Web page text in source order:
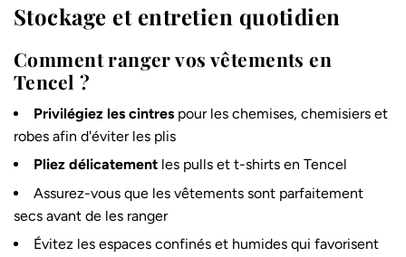
Stockage et entretien quotidien
Comment ranger vos vêtements en
Tencel ?
Privilégiez les cintres pour les chemises, chemisiers et
robes afin d'éviter les plis
Pliez délicatement les pulls et t-shirts en Tencel
Assurez-vous que les vêtements sont parfaitement
secs avant de les ranger
Évitez les espaces confinés et humides qui favorisent